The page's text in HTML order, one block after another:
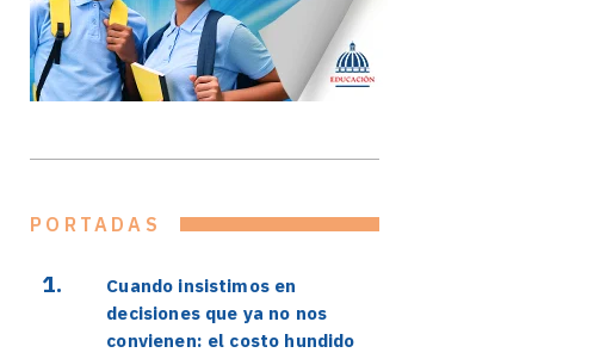
PORTADAS
Cuando insistimos en
decisiones que ya no nos
convienen: el costo hundido